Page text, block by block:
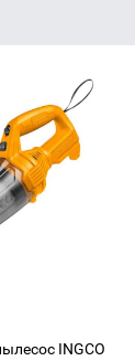
INGCO